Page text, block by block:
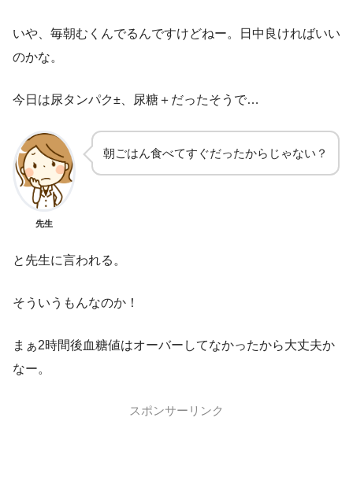
いや、毎朝むくんでるんですけどねー。日中良ければいい
のかな。
今日は尿タンパク±、尿糖＋だったそうで…
先生
朝ごはん食べてすぐだったからじゃない？
と先生に言われる。
そういうもんなのか！
まぁ2時間後血糖値はオーバーしてなかったから大丈夫か
なー。
スポンサーリンク